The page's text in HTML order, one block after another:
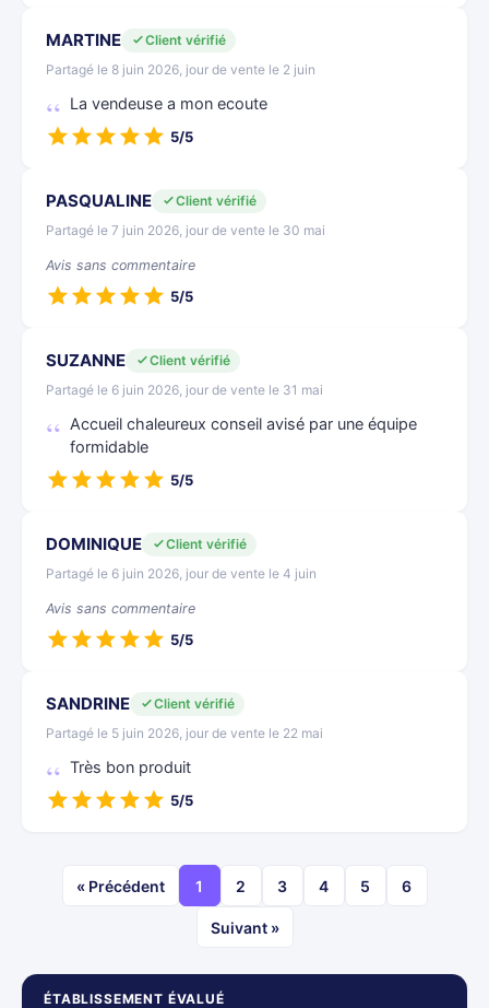
ÉTABLISSEMENT ÉVALUÉ
MARTINE
Client vérifié
Partagé le 8 juin 2026, jour de vente le 2 juin
La vendeuse a mon ecoute
5/5
PASQUALINE
Client vérifié
Partagé le 7 juin 2026, jour de vente le 30 mai
Avis sans commentaire
5/5
SUZANNE
Client vérifié
Partagé le 6 juin 2026, jour de vente le 31 mai
Accueil chaleureux conseil avisé par une équipe
formidable
5/5
DOMINIQUE
Client vérifié
Partagé le 6 juin 2026, jour de vente le 4 juin
Avis sans commentaire
5/5
SANDRINE
Client vérifié
Partagé le 5 juin 2026, jour de vente le 22 mai
Très bon produit
5/5
« Précédent 1 2 3 4 5 6
Suivant »